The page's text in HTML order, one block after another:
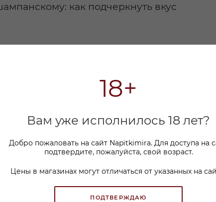
18+
Вам уже исполнилось 18 лет?
Добро пожаловать на сайт Napitkimira. Для доступа на
подтвердите, пожалуйста, свой возраст.
Цены в магазинах могут отличаться от указанных на
ПОДТВЕРЖДАЮ
как подчеркнуть вкус
полное руководство
натурального игристого вина